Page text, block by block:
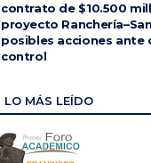
contrato de $10.500
proyecto
posibles acciones ante
control
LO MÁS LEÍDO